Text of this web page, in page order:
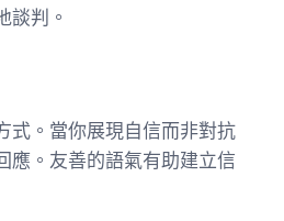
談判。
式。當你展現自信而非對抗
應。友善的語氣有助建立信